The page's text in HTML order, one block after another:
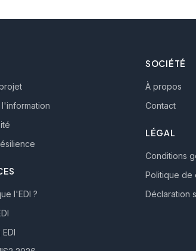
l'EDI ?
SOCIÉTÉ
À propos
Contact
LÉGAL
Conditions
Politique de
Déclaration